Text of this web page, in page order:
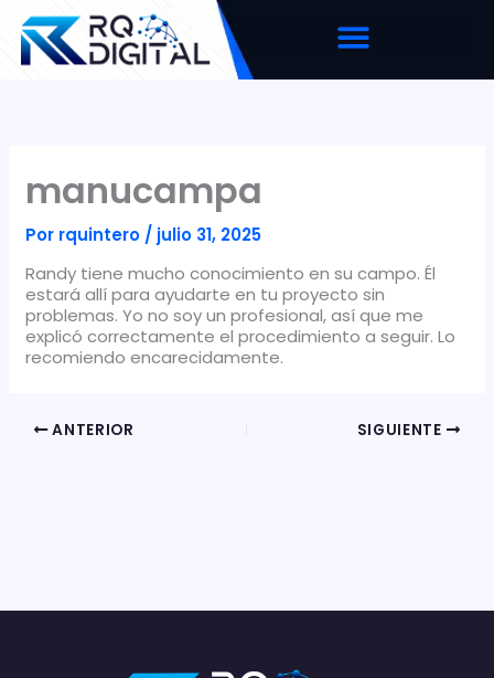
contenido
manucampa
Por rquintero / julio 31, 2025
Randy tiene mucho conocimiento en su campo. Él
estará allí para ayudarte en tu proyecto sin
problemas. Yo no soy un profesional, así que me
explicó correctamente el procedimiento a seguir. Lo
recomiendo encarecidamente.
ANTERIOR SIGUIENTE